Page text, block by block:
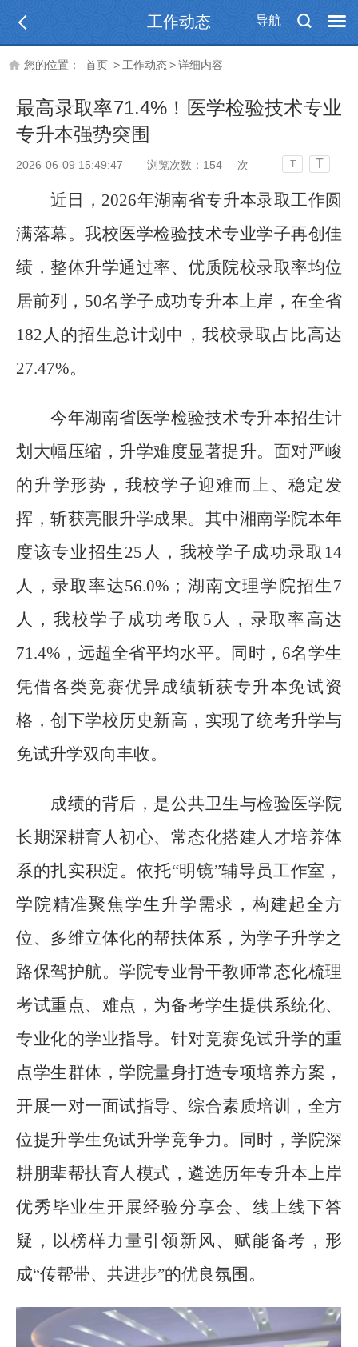
导航
工作动态
您的位置： 首页 > 工作动态>详细内容
最高录取率71.4%！医学检验技术专业
专升本强势突围
2026-06-09 15:49:47 浏览次数： 154 次 T T
近日， 2026年湖南省专升本录取工作圆
满落幕。 我校医学检验技术专业学子再创佳
绩，整体升学通过率、优质院校录取率均位
居前列， 50名学子成功专升本上岸，在全省
182人的招生总计划中，我校录取占比高达
27.47%。
今年湖南省医学检验技术专升本招生计
划大幅压缩，升学难度显著提升。面对严峻
的升学形势，我校学子迎难而上、稳定发
挥，斩获亮眼升学成果。其中湘南学院本年
度该专业招生 25人，我校学子成功录取 14
人，录取率达56.0%；湖南文理学院招生7
人，我校学子成功考取 5人，录取率高达
71.4%，远超全省平均水平。同时，6名学生
凭借各类竞赛优异成绩斩获专升本免试资
格，创下学校历史新高，实现了统考升学与
免试升学双向丰收。
成绩的背后，是公共卫生与检验医学院
长期深耕育人初心、常态化搭建人才培养体
系的扎实积淀。依托“明镜”辅导员工作室，
学 院精准聚焦学生升学需求，构建起全方
位、多维立体化的帮扶体系，为学子升学之
路保驾护航。学院专业骨干教师常态化梳理
考试重点、难点，为备考学生提供系统化、
专业化的学业指导。针对竞赛免试升学的重
点学生群体，学院量身打造专项培养方案，
开展一对一面试指导、综合素质培训，全方
位提升学生免试升学竞争力。同时，学院深
耕朋辈帮扶育人模式，遴选历年专升本上岸
优秀毕业生开展经验分享会、线上线下答
疑，以榜样力量引领新风、赋能备考，形
成“传帮带、共进步”的优良氛围。